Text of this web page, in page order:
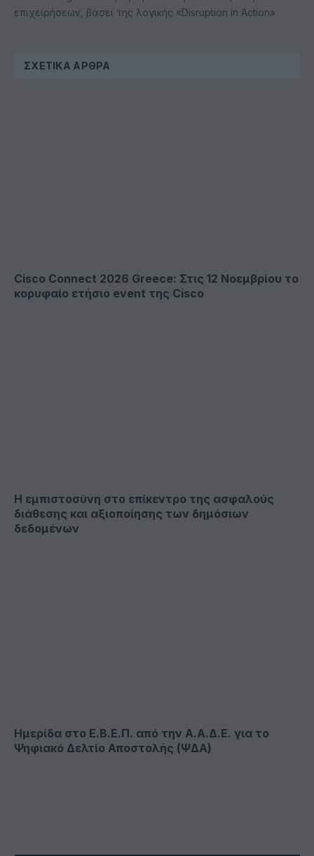
επιχειρήσεων, βάσει της λογικής «Disruption in Action»
ΣΧΕΤΙΚΆ ΆΡΘΡΑ
Cisco Connect 2026 Greece: Στις 12 Νοεμβρίου το
κορυφαίο ετήσιο event της Cisco
Η εμπιστοσύνη στο επίκεντρο της ασφαλούς
διάθεσης και αξιοποίησης των δημόσιων
δεδομένων
Ημερίδα στο Ε.Β.Ε.Π. από την Α.Α.Δ.Ε. για το
Ψηφιακό Δελτίο Αποστολής (ΨΔΑ)